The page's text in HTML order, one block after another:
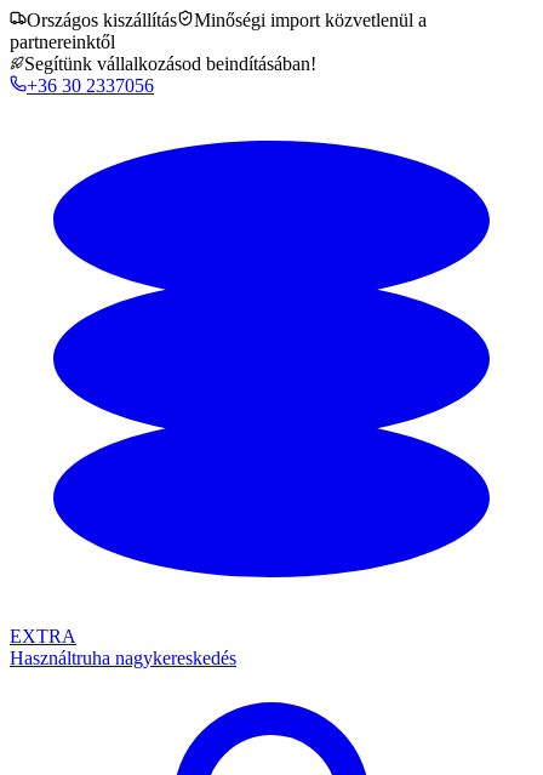
Országos kiszállítás
Minőségi import közvetlenül a
partnereinktől
Segítünk vállalkozásod beindításában!
+36 30 2337056
EXTRA
Használtruha nagykereskedés